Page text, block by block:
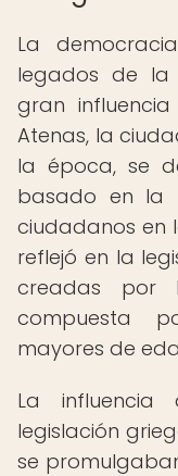
La
legados de la
gran
Atenas, la
la época, se
basado en la
ciudadanos en
reflejó en la
creadas por
compuesta
mayores de
La
legislación
se